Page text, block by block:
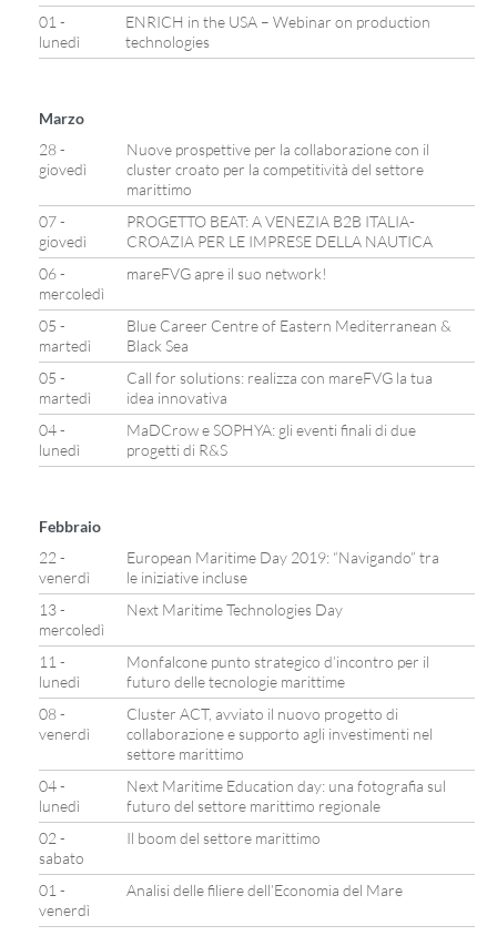
01 -
lunedì
ENRICH in the USA – Webinar on production
technologies
Marzo
28 -
giovedì
Nuove prospettive per la collaborazione con il
cluster croato per la competitività del settore
marittimo
07 -
giovedì
PROGETTO BEAT: A VENEZIA B2B ITALIA-
CROAZIA PER LE IMPRESE DELLA NAUTICA
06 -
mercoledì
mareFVG apre il suo network!
05 -
martedì
Blue Career Centre of Eastern Mediterranean &
Black Sea
05 -
martedì
Call for solutions: realizza con mareFVG la tua
idea innovativa
04 -
lunedì
MaDCrow e SOPHYA: gli eventi finali di due
progetti di R&S
Febbraio
22 -
venerdì
European Maritime Day 2019: “Navigando” tra
le iniziative incluse
13 -
mercoledì
Next Maritime Technologies Day
11 -
lunedì
Monfalcone punto strategico d’incontro per il
futuro delle tecnologie marittime
08 -
venerdì
Cluster ACT, avviato il nuovo progetto di
collaborazione e supporto agli investimenti nel
settore marittimo
04 -
lunedì
Next Maritime Education day: una fotografia sul
futuro del settore marittimo regionale
02 -
sabato
Il boom del settore marittimo
01 -
venerdì
Analisi delle filiere dell’Economia del Mare